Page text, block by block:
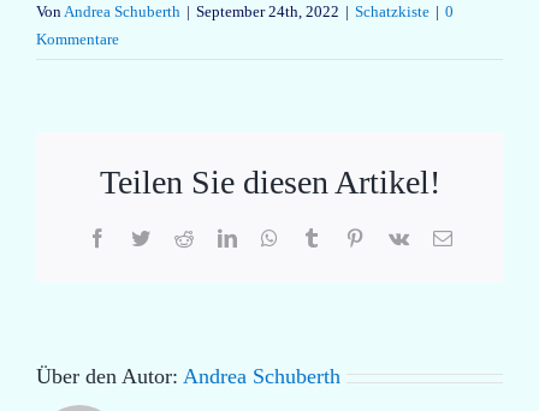
Von Andrea Schuberth | September 24th, 2022 | Schatzkiste | 0
Kommentare
Teilen Sie diesen Artikel!
Facebook
TwitterRedditLinkedInWhatsApp
TumblrPinterest
Vk
E-
Über den Autor: Andrea Schuberth